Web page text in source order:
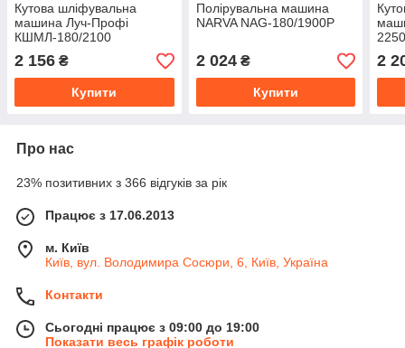
Кутова шліфувальна
машина Луч-Профі
КШМЛ-180/2100
2 156 ₴
Купити
Полірувальна машина
NARVA NAG-180/1900P
2 024₴
Купити
2
Про нас
23% позитивних з 366 відгуків за рік
Працює з 17.06.2013
м. Київ
Київ, вул. Володимира Сосюри, 6, Київ, Україна
Контакти
Сьогодні працює з 09:00 до 19:00
Показати весь графік роботи